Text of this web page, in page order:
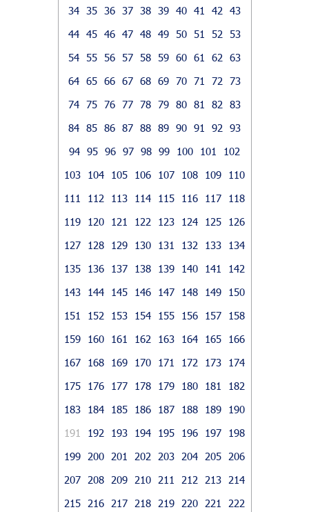
34 35 36 37 38 39 40 41 42
43
44 45 46 47 48 49 50 51 52
53
54 55 56 57 58 59 60 61 62
63
64 65 66 67 68 69 70 71 72
73
74 75 76 77 78 79 80 81 82
83
84 85 86 87 88 89 90 91 92
93
94 95 96 97 98 99 100 101
102
103
104 105 106 107 108 109
110
111
112 113 114 115 116 117
118
119
120 121 122 123 124 125
126
127
128 129 130 131 132 133
134
135
136 137 138 139 140 141
142
143
144 145 146 147 148 149
150
151
152 153 154 155 156 157
158
159
160 161 162 163 164 165
166
167
168 169 170 171 172 173
174
175
176 177 178 179 180 181
182
183
184 185 186 187 188 189
190
191
192 193 194 195 196 197
198
199
200 201 202 203 204 205
206
207
208 209 210 211 212 213
214
215
216 217 218 219 220 221
222